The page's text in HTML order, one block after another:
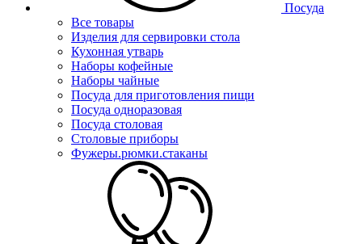
Посуда
Все товары
Изделия для сервировки стола
Кухонная утварь
Наборы кофейные
Наборы чайные
Посуда для приготовления пищи
Посуда одноразовая
Посуда столовая
Столовые приборы
Фужеры.рюмки.стаканы